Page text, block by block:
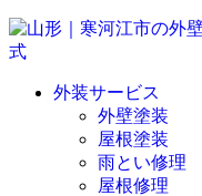
外装サービス
外壁塗装
屋根塗装
雨とい修理
屋根修理